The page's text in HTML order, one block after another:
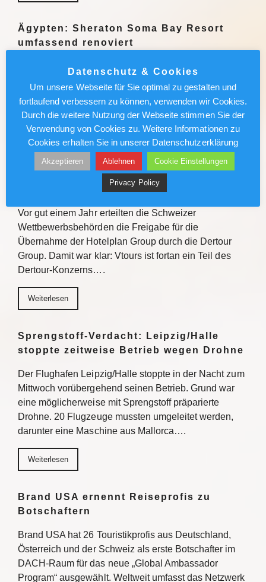
Ägypten: Sheraton Soma Bay Resort
umfassend renoviert
Das Sheraton Soma Bay Resort hat die umfassende
sowie Lobby und Restaurants des Fünf-Sterne-
Hauses in Ägypten wurden neu gestaltet. Quelle Das
Sheraton Soma Bay Resort hat…
Weiterlesen
Vtours: IT-Wechsel kommt voran
Vor gut einem Jahr erteilten die Schweizer
Wettbewerbsbehörden die Freigabe für die
Übernahme der Hotelplan Group durch die Dertour
Group. Damit war klar: Vtours ist fortan ein Teil des
Dertour-Konzerns….
Weiterlesen
Sprengstoff-Verdacht: Leipzig/Halle
stoppte zeitweise Betrieb wegen Drohne
Der Flughafen Leipzig/Halle stoppte in der Nacht zum
Mittwoch vorübergehend seinen Betrieb. Grund war
eine möglicherweise mit Sprengstoff präparierte
Drohne. 20 Flugzeuge mussten umgeleitet werden,
darunter eine Maschine aus Mallorca….
Weiterlesen
Brand USA ernennt Reiseprofis zu
Botschaftern
Brand USA hat 26 Touristikprofis aus Deutschland,
Österreich und der Schweiz als erste Botschafter im
DACH-Raum für das neue „Global Ambassador
Program“ ausgewählt. Weltweit umfasst das Netzwerk
Datenschutz & Cookies
Um unsere Webseite für Sie optimal zu gestalten und
fortlaufend verbessern zu können, verwenden wir Cookies.
Durch die weitere Nutzung der Webseite stimmen Sie der
Verwendung von Cookies zu. Weitere Informationen zu
Cookies erhalten Sie in unserer Datenschutzerklärung
Akzeptieren Ablehnen Cookie Einstellungen
Privacy Policy